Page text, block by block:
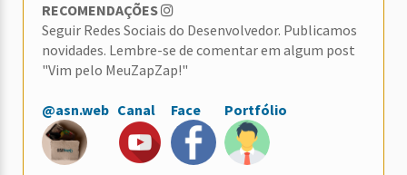
RECOMENDAÇÕES
Seguir Redes Sociais do Desenvolvedor. Publicamos
novidades. Lembre-se de comentar em algum post
"Vim pelo MeuZapZap!"
@asn.web Canal Face Portfólio